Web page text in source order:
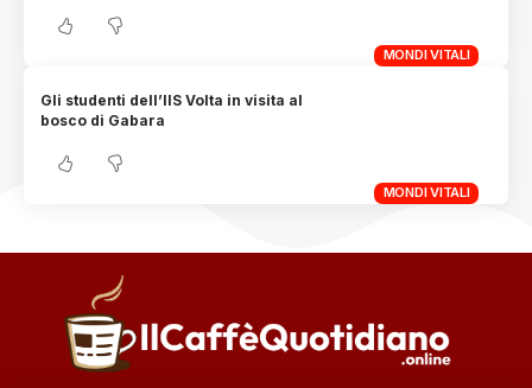
MONDI VITALI
MONDI VITALI
Gli studenti dell’IIS Volta in visita al
bosco di Gabara